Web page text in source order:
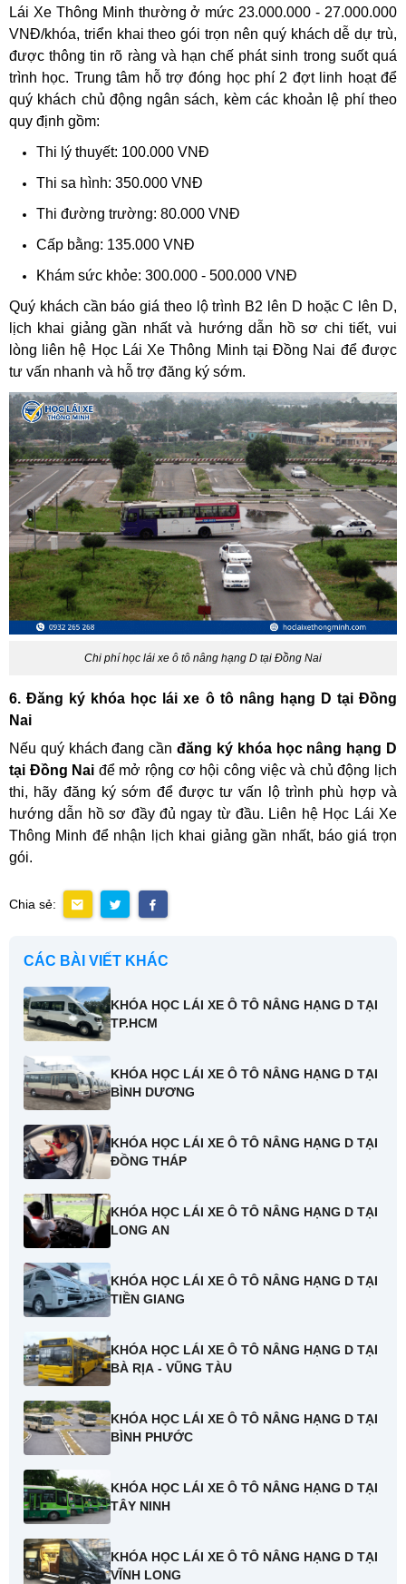
Lái Xe Thông Minh thường ở mức 23.000.000 - 27.000.000
VNĐ/khóa, triển khai theo gói trọn nên quý khách dễ dự trù,
được thông tin rõ ràng và hạn chế phát sinh trong suốt quá
trình học. Trung tâm hỗ trợ đóng học phí 2 đợt linh hoạt để
quý khách chủ động ngân sách, kèm các khoản lệ phí theo
quy định gồm:
Thi lý thuyết: 100.000 VNĐ
Thi sa hình: 350.000 VNĐ
Thi đường trường: 80.000 VNĐ
Cấp bằng: 135.000 VNĐ
Khám sức khỏe: 300.000 - 500.000 VNĐ
Quý khách cần báo giá theo lộ trình B2 lên D hoặc C lên D,
lịch khai giảng gần nhất và hướng dẫn hồ sơ chi tiết, vui
lòng liên hệ Học Lái Xe Thông Minh tại Đồng Nai để được
tư vấn nhanh và hỗ trợ đăng ký sớm.
Chi phí học lái xe ô tô nâng hạng D tại Đồng Nai
6. Đăng ký khóa học lái xe ô tô nâng hạng D tại Đồng
Nai
Nếu quý khách đang cầnđăng ký khóa học nâng hạng D
tại Đồng Nai để mở rộng cơ hội công việc và chủ động lịch
thi, hãy đăng ký sớm để được tư vấn lộ trình phù hợp và
hướng dẫn hồ sơ đầy đủ ngay từ đầu. Liên hệ Học Lái Xe
Thông Minh để nhận lịch khai giảng gần nhất, báo giá trọn
gói.
Chia sẻ:
CÁC BÀI VIẾT KHÁC
KHÓA HỌC LÁI XE Ô TÔ NÂNG HẠNG D TẠI
TP.HCM
KHÓA HỌC LÁI XE Ô TÔ NÂNG HẠNG D TẠI
BÌNH DƯƠNG
KHÓA HỌC LÁI XE Ô TÔ NÂNG HẠNG D TẠI
ĐỒNG THÁP
KHÓA HỌC LÁI XE Ô TÔ NÂNG HẠNG D TẠI
LONG AN
KHÓA HỌC LÁI XE Ô TÔ NÂNG HẠNG D TẠI
TIỀN GIANG
KHÓA HỌC LÁI XE Ô TÔ NÂNG HẠNG D TẠI
BÀ RỊA - VŨNG TÀU
KHÓA HỌC LÁI XE Ô TÔ NÂNG HẠNG D TẠI
BÌNH PHƯỚC
KHÓA HỌC LÁI XE Ô TÔ NÂNG HẠNG D TẠI
TÂY NINH
KHÓA HỌC LÁI XE Ô TÔ NÂNG HẠNG D TẠI
VĨNH LONG